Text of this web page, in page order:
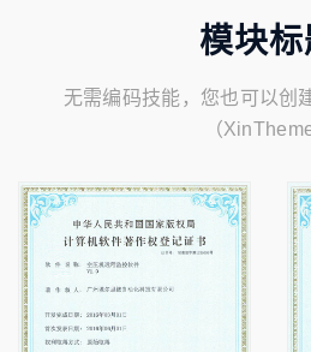
模块标
无需编码技能，您也可以创
（XinTheme